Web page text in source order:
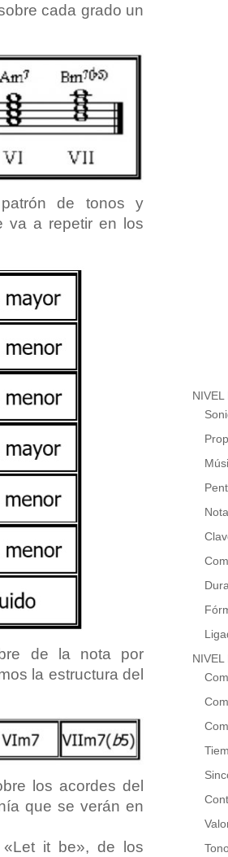
cada grado un
de tonos y
va a repetir en los
de la nota por
la estructura del
los acordes del
que se verán en
it be», de los
NIVEL
NIVEL